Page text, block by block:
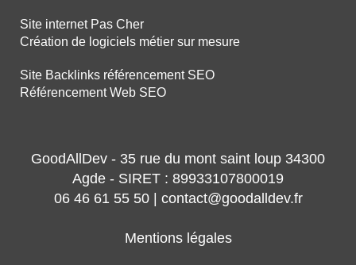
Site internet Pas Cher
Création de logiciels métier sur mesure
Site Backlinks référencement SEO
Référencement Web SEO
GoodAllDev - 35 rue du mont saint loup 34300
Agde - SIRET : 89933107800019
06 46 61 55 50 | contact@goodalldev.fr
Mentions légales